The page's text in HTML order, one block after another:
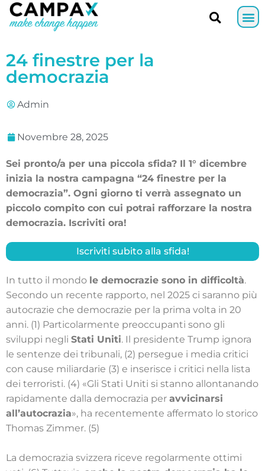
24 finestre per la
democrazia
Admin
Novembre 28, 2025
Sei pronto/a per una piccola sfida? Il 1° dicembre
inizia la nostra campagna “24 finestre per la
democrazia”. Ogni giorno ti verrà assegnato un
piccolo compito con cui potrai rafforzare la nostra
democrazia. Iscriviti ora!
Iscriviti subito alla sfida!
In tutto il mondo le democrazie sono in difficoltà.
Secondo un recente rapporto, nel 2025 ci saranno più
autocrazie che democrazie per la prima volta in 20
anni. (1) Particolarmente preoccupanti sono gli
sviluppi negli Stati Uniti. Il presidente Trump ignora
le sentenze dei tribunali, (2) persegue i media critici
con cause miliardarie (3) e inserisce i critici nella lista
dei terroristi. (4) «Gli Stati Uniti si stanno allontanando
rapidamente dalla democrazia per avvicinarsi
all’autocrazia», ha recentemente affermato lo storico
Thomas Zimmer. (5)
La democrazia svizzera riceve regolarmente ottimi